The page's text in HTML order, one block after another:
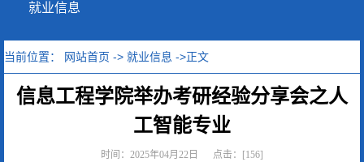
就业信息
当前位置： 网站首页 -> 就业信息 ->正文
信息工程学院举办考研经验分享会之人
工智能专业
时间：2025年04月22日 点击：[156]